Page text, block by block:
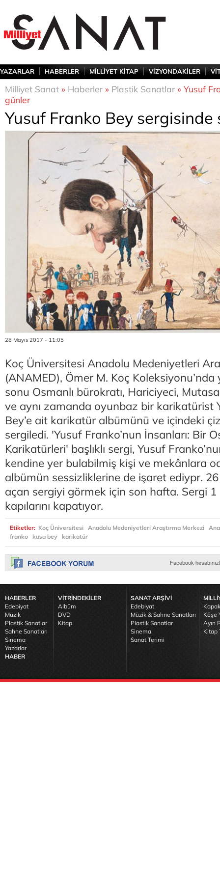
YAZARLAR HABERLER MİLLİYET KİTAP VİZYONDAKİLER
Milliyet Sanat » Haberler» Plastik Sanatlar» Yusuf
günler
Yusuf Franko Bey sergisinde
28 Mayıs 2017 - 11:05
Koç Üniversitesi Anadolu Medeniyetleri
(ANAMED), Ömer M. Koç Koleksiyonu’nda
sonu Osmanlı bürokratı, Hariciyeci,
ve aynı zamanda oyunbaz bir karikatürist
Bey’e ait karikatür albümünü ve içindeki
sergiledi. 'Yusuf Franko’nun İnsanları: Bir
Karikatürleri' başlıklı sergi, Yusuf
kendine yer bulabilmiş kişi ve mekânlara
albümün sessizliklerine de işaret ediypr. 26
açan sergiyi görmek için son hafta. Sergi
kapılarını kapatıyor.
Etiketler: Koç Üniversitesi Anadolu Medeniyetleri Araştırma Merkezi
franko
kusa bey karikatür
HABERLER
Edebiyat
Müzik
Plastik Sanatlar
Sahne Sanatları
Sinema
Yazarlar
HABER
VİTRİNDEKİLER
Albüm
DVD
Kitap
SANAT ARŞİVİ
Edebiyat
Müzik & Sahne Sanatları
Plastik Sanatlar
Sinema
Sanat Terimi
Köşe
Ayın
Kitap